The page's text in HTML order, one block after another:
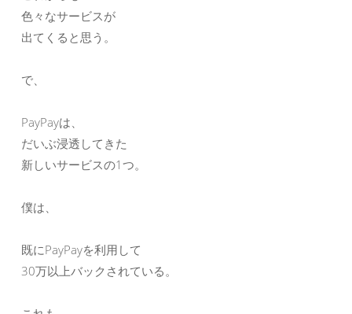
色々なサービスが
出てくると思う。
で、
PayPayは、
だいぶ浸透してきた
新しいサービスの1つ。
僕は、
既にPayPayを利用して
30万以上バックされている。